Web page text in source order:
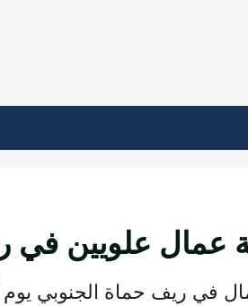
عمال علويين في
في ريف حماة الجنوبي